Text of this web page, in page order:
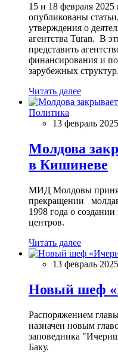
15 и 18 февраля 2025
опубликованы
утверждения о
агентства Turan. В
представить
финансирования и
зарубежных структур.
Читать далее
Политика
13 февраль
Молдова
в Кишиневе
МИД Молдовы
прекращении
1998 года о
центров.
Читать далее
13 февраль
Новый шеф
Распоряжением
назначен новым
заповедника
Баку.